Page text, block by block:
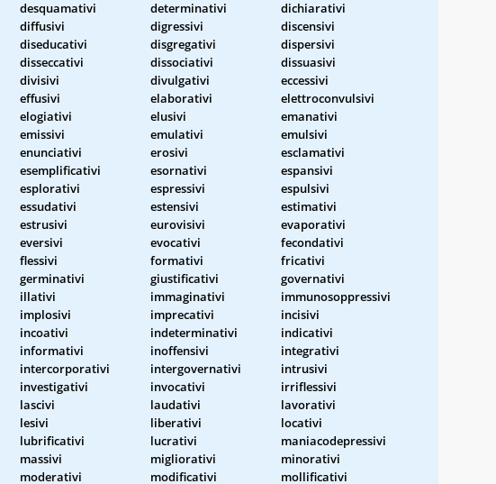
desquamativi determinativi
dichiarativi
diffusivi digressivi
discensivi
diseducativi disgregativi
dispersivi
disseccativi dissociativi
dissuasivi
divisivi divulgativi
eccessivi
effusivi elaborativi
elettroconvulsivi
elogiativi elusivi
emanativi
emissivi emulativi
emulsivi
enunciativi erosivi
esclamativi
esemplificativi esornativi
espansivi
esplorativi espressivi
espulsivi
essudativi estensivi
estimativi
estrusivi eurovisivi
evaporativi
eversivi evocativi
fecondativi
flessivi formativi
fricativi
germinativi giustificativi
governativi
illativi immaginativi
immunosoppressivi
implosivi imprecativi
incisivi
incoativi indeterminativi
indicativi
informativi inoffensivi
integrativi
intercorporativi intergovernativi
intrusivi
investigativi invocativi
irriflessivi
lascivi laudativi
lavorativi
lesivi liberativi
locativi
lubrificativi lucrativi
maniacodepressivi
massivi migliorativi
minorativi
moderativi modificativi
mollificativi